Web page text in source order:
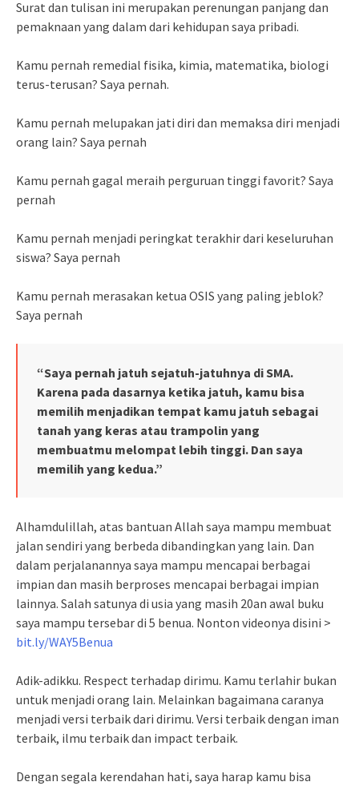
Surat dan tulisan ini merupakan perenungan panjang dan
pemaknaan yang dalam dari kehidupan saya pribadi.
Kamu pernah remedial fisika, kimia, matematika, biologi
terus-terusan? Saya pernah.
Kamu pernah melupakan jati diri dan memaksa diri menjadi
orang lain? Saya pernah
Kamu pernah gagal meraih perguruan tinggi favorit? Saya
pernah
Kamu pernah menjadi peringkat terakhir dari keseluruhan
siswa? Saya pernah
Kamu pernah merasakan ketua OSIS yang paling jeblok?
Saya pernah
“Saya pernah jatuh sejatuh-jatuhnya di SMA.
Karena pada dasarnya ketika jatuh, kamu bisa
memilih menjadikan tempat kamu jatuh sebagai
tanah yang keras atau trampolin yang
membuatmu melompat lebih tinggi. Dan saya
memilih yang kedua.”
Alhamdulillah, atas bantuan Allah saya mampu membuat
jalan sendiri yang berbeda dibandingkan yang lain. Dan
dalam perjalanannya saya mampu mencapai berbagai
impian dan masih berproses mencapai berbagai impian
lainnya. Salah satunya di usia yang masih 20an awal buku
saya mampu tersebar di 5 benua. Nonton videonya disini >
bit.ly/WAY5Benua
Adik-adikku. Respect terhadap dirimu. Kamu terlahir bukan
untuk menjadi orang lain. Melainkan bagaimana caranya
menjadi versi terbaik dari dirimu. Versi terbaik dengan iman
terbaik, ilmu terbaik dan impact terbaik.
Dengan segala kerendahan hati, saya harap kamu bisa